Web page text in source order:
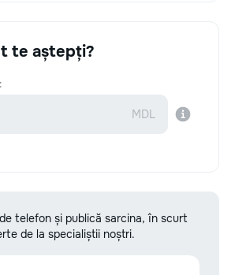
te aștepți?
telefon și publică sarcina, în scurt
de la specialiștii noștri.